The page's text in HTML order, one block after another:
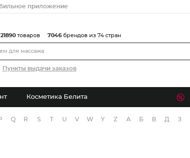
приложение
Пункты выдачи заказов
товаров 7046 брендов из 74 стран
Косметика Белита
Q R S T U V W Y Z А Б В Д З